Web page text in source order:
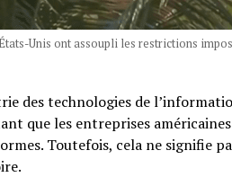
Unis ont assoupli les restrictions
des technologies de
que les entreprises
Toutefois, cela ne signifie